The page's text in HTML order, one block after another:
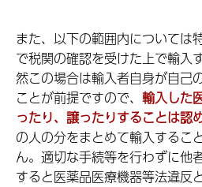
また、以下の範囲内については
で税関の確認を受けた上で輸入
然この場合は輸入者自身が自己
ことが前提ですので、 輸入した
ったり、譲ったりすることは認
の人の分をまとめて輸入するこ
ん。適切な手続等を行わずに他
すると医薬品医療機器等法違反